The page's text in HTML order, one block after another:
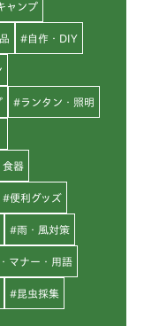
ャンプ
#自作・DIY
#ランタン・照明
食器
#便利グッズ
#雨・風対策
マナー・用語
#昆虫採集